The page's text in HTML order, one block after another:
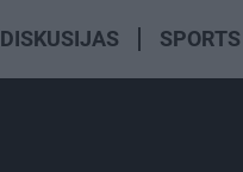
DISKUSIJAS SPORTS